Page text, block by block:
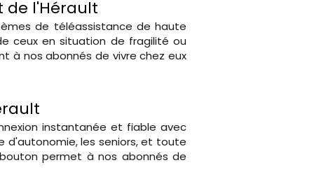
de l'Hérault
de téléassistance de haute
ceux en situation de fragilité ou
à nos abonnés de vivre chez eux
instantanée et fiable avec
d'autonomie, les seniors, et toute
permet à nos abonnés de